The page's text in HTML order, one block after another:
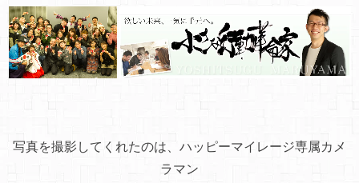
写真を撮影してくれたのは、ハッピーマイレージ専属カメ
ラマン